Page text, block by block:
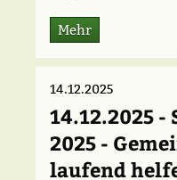
Mehr
14.12.2025
14.12.2025
2025 -
laufend